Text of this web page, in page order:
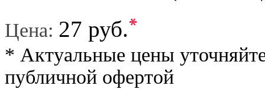
Цена: 27 руб.*
* Актуальные цены
публичной офертой